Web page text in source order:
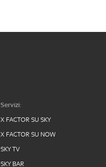
Servizi:
X FACTOR SU SKY
X FACTOR SU NOW
SKY TV
SKY BAR